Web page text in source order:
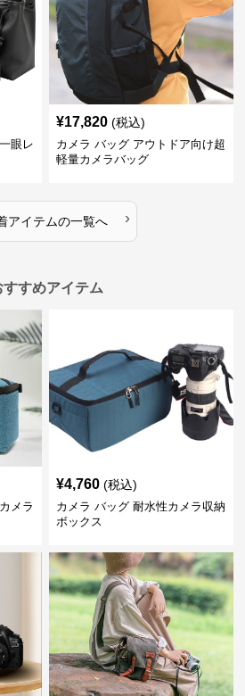
眼レ
¥17,820 (税込)
カメラ バッグ アウトドア向け超
軽量カメラバッグ
アイテムの一覧へ ›
すめアイテム
メラ
¥4,760 (税込)
カメラ バッグ 耐水性カメラ収納
ボックス